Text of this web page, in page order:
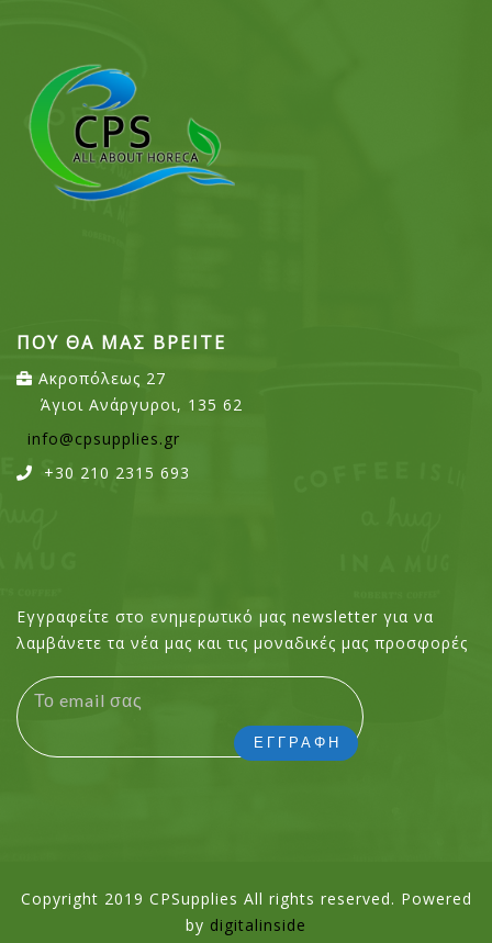
ΠΟΥ ΘΑ ΜΑΣ ΒΡΕΙΤΕ
Ακροπόλεως 27
Άγιοι Ανάργυροι, 135 62
info@cpsupplies.gr
+30 210 2315 693
Εγγραφείτε στο ενημερωτικό μας newsletter για να
λαμβάνετε τα νέα μας και τις μοναδικές μας προσφορές
Copyright 2019 CPSupplies All rights reserved. Powered
by digitalinside